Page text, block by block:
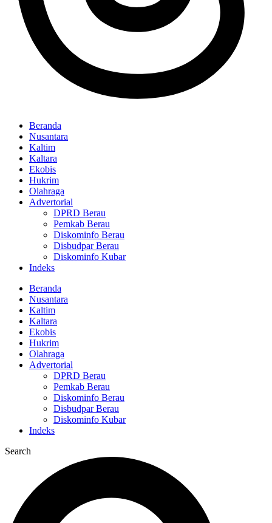
Beranda
Nusantara
Kaltim
Kaltara
Ekobis
Hukrim
Olahraga
Advertorial
DPRD Berau
Pemkab Berau
Diskominfo Berau
Disbudpar Berau
Diskominfo Kubar
Indeks
Beranda
Nusantara
Kaltim
Kaltara
Ekobis
Hukrim
Olahraga
Advertorial
DPRD Berau
Pemkab Berau
Diskominfo Berau
Disbudpar Berau
Diskominfo Kubar
Indeks
Search